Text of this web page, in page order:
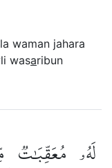
waman jahara
wasaribun
لَهُۥ مُعَقِّبَٰتٞ